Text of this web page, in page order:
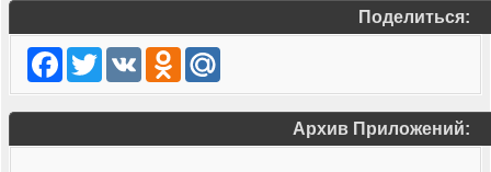
Поделиться:
Facebook
TwitterVK Odnoklassniki
Mail.Ru
Архив Приложений: